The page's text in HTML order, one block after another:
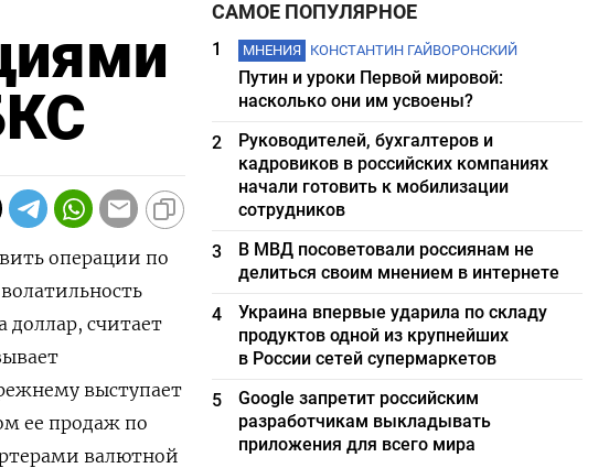
операции по
доллар, считает
‌выступает
ее продаж по
валютной
САМОЕ ПОПУЛЯРНОЕ
1 МНЕНИЯ КОНСТАНТИН ГАЙВОРОНСКИЙ
Путин и уроки Первой мировой:
насколько они им усвоены?
2
Руководителей, бухгалтеров и
кадровиков в российских компаниях
начали готовить к мобилизации
сотрудников
3
В МВД посоветовали россиянам не
делиться своим мнением в интернете
4
Украина впервые ударила по складу
продуктов одной из крупнейших
в России сетей супермаркетов
5
Google запретит российским
разработчикам выкладывать
приложения для всего мира